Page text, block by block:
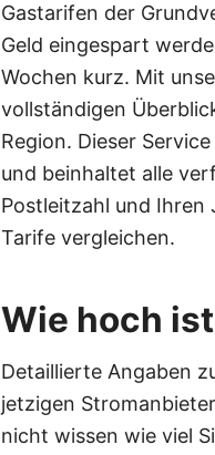
Gastarifen der
Geld eingespart
Wochen kurz. Mit
vollständigen
Region. Dieser
und beinhaltet alle
Postleitzahl und Ihren
Tarife vergleichen.
Wie hoch
Detaillierte Angaben
jetzigen
nicht wissen wie viel